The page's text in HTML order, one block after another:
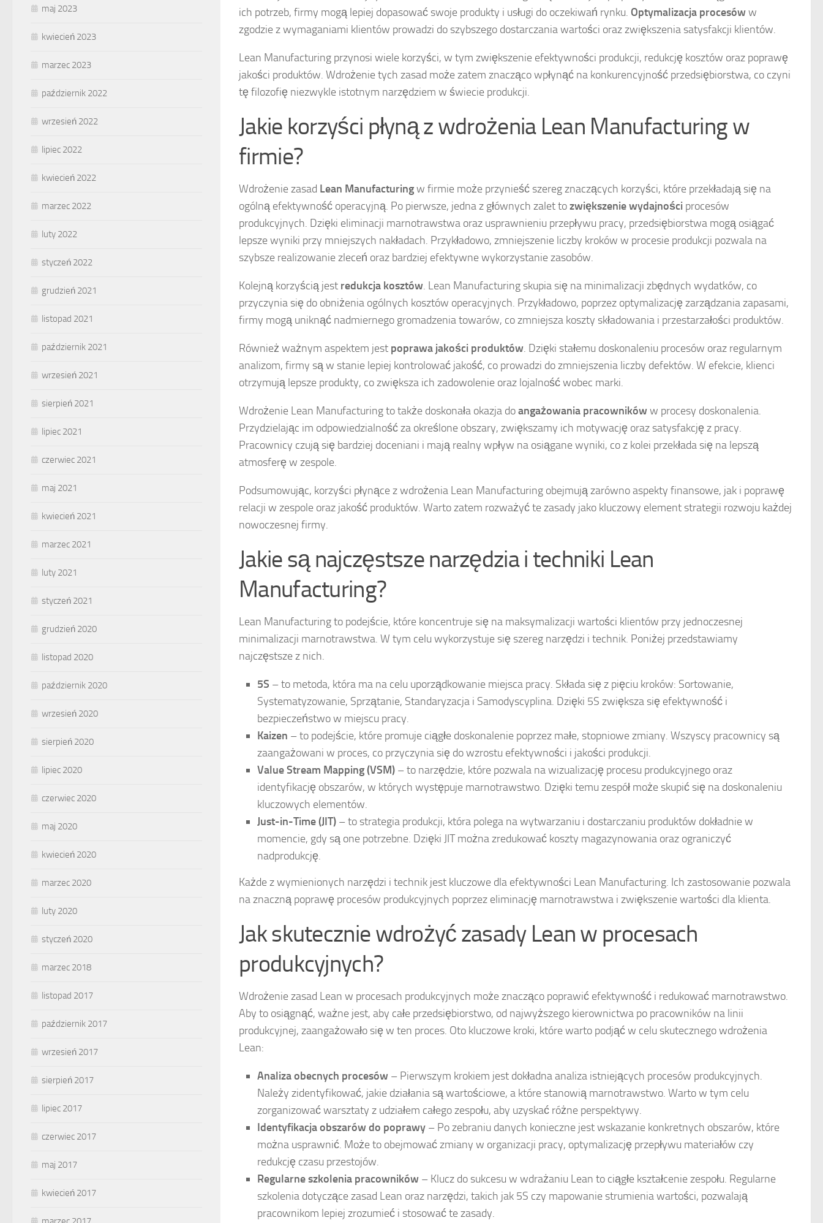
ich potrzeb, firmy mogą lepiej dopasować swoje produkty i usługi do oczekiwań rynku. Optymalizacja procesóww
zgodzie z wymaganiami klientów prowadzi do szybszego dostarczania wartości oraz zwiększenia satysfakcji klientów.
Lean Manufacturing przynosi wiele korzyści, w tym zwiększenie efektywności produkcji, redukcję kosztów oraz poprawę
jakości produktów. Wdrożenie tych zasad może zatem znacząco wpłynąć na konkurencyjność przedsiębiorstwa, co czyni
tę filozofię niezwykle istotnym narzędziem w świecie produkcji.
Jakie korzyści płyną z wdrożenia Lean Manufacturing w
firmie?
Wdrożenie zasad Lean Manufacturingw firmie może przynieść szereg znaczących korzyści, które przekładają się na
ogólną efektywność operacyjną. Po pierwsze, jedna z głównych zalet tozwiększenie wydajności procesów
produkcyjnych. Dzięki eliminacji marnotrawstwa oraz usprawnieniu przepływu pracy, przedsiębiorstwa mogą osiągać
lepsze wyniki przy mniejszych nakładach. Przykładowo, zmniejszenie liczby kroków w procesie produkcji pozwala na
szybsze realizowanie zleceń oraz bardziej efektywne wykorzystanie zasobów.
Kolejną korzyścią jest redukcja kosztów. Lean Manufacturing skupia się na minimalizacji zbędnych wydatków, co
przyczynia się do obniżenia ogólnych kosztów operacyjnych. Przykładowo, poprzez optymalizację zarządzania zapasami,
firmy mogą uniknąć nadmiernego gromadzenia towarów, co zmniejsza koszty składowania i przestarzałości produktów.
Również ważnym aspektem jest poprawa jakości produktów. Dzięki stałemu doskonaleniu procesów oraz regularnym
analizom, firmy są w stanie lepiej kontrolować jakość, co prowadzi do zmniejszenia liczby defektów. W efekcie, klienci
otrzymują lepsze produkty, co zwiększa ich zadowolenie oraz lojalność wobec marki.
Wdrożenie Lean Manufacturing to także doskonała okazja doangażowania pracownikóww procesy doskonalenia.
Przydzielając im odpowiedzialność za określone obszary, zwiększamy ich motywację oraz satysfakcję z pracy.
Pracownicy czują się bardziej doceniani i mają realny wpływ na osiągane wyniki, co z kolei przekłada się na lepszą
atmosferę w zespole.
Podsumowując, korzyści płynące z wdrożenia Lean Manufacturing obejmują zarówno aspekty finansowe, jak i poprawę
relacji w zespole oraz jakość produktów. Warto zatem rozważyć te zasady jako kluczowy element strategii rozwoju każdej
nowoczesnej firmy.
Jakie są najczęstsze narzędzia i techniki Lean
Manufacturing?
Lean Manufacturing to podejście, które koncentruje się na maksymalizacji wartości klientów przy jednoczesnej
minimalizacji marnotrawstwa. W tym celu wykorzystuje się szereg narzędzi i technik. Poniżej przedstawiamy
najczęstsze z nich.
5S – to metoda, która ma na celu uporządkowanie miejsca pracy. Składa się z pięciu kroków: Sortowanie,
Systematyzowanie, Sprzątanie, Standaryzacja i Samodyscyplina. Dzięki 5S zwiększa się efektywność i
bezpieczeństwo w miejscu pracy.
Kaizen – to podejście, które promuje ciągłe doskonalenie poprzez małe, stopniowe zmiany. Wszyscy pracownicy są
zaangażowani w proces, co przyczynia się do wzrostu efektywności i jakości produkcji.
Value Stream Mapping (VSM) – to narzędzie, które pozwala na wizualizację procesu produkcyjnego oraz
identyfikację obszarów, w których występuje marnotrawstwo. Dzięki temu zespół może skupić się na doskonaleniu
kluczowych elementów.
Just-in-Time (JIT) – to strategia produkcji, która polega na wytwarzaniu i dostarczaniu produktów dokładnie w
momencie, gdy są one potrzebne. Dzięki JIT można zredukować koszty magazynowania oraz ograniczyć
nadprodukcję.
Każde z wymienionych narzędzi i technik jest kluczowe dla efektywności Lean Manufacturing. Ich zastosowanie pozwala
na znaczną poprawę procesów produkcyjnych poprzez eliminację marnotrawstwa i zwiększenie wartości dla klienta.
Jak skutecznie wdrożyć zasady Lean w procesach
produkcyjnych?
Wdrożenie zasad Lean w procesach produkcyjnych może znacząco poprawić efektywność i redukować marnotrawstwo.
Aby to osiągnąć, ważne jest, aby całe przedsiębiorstwo, od najwyższego kierownictwa po pracowników na linii
produkcyjnej, zaangażowało się w ten proces. Oto kluczowe kroki, które warto podjąć w celu skutecznego wdrożenia
Lean:
Analiza obecnych procesów – Pierwszym krokiem jest dokładna analiza istniejących procesów produkcyjnych.
Należy zidentyfikować, jakie działania są wartościowe, a które stanowią marnotrawstwo. Warto w tym celu
zorganizować warsztaty z udziałem całego zespołu, aby uzyskać różne perspektywy.
Identyfikacja obszarów do poprawy – Po zebraniu danych konieczne jest wskazanie konkretnych obszarów, które
można usprawnić. Może to obejmować zmiany w organizacji pracy, optymalizację przepływu materiałów czy
redukcję czasu przestojów.
Regularne szkolenia pracowników – Klucz do sukcesu w wdrażaniu Lean to ciągłe kształcenie zespołu. Regularne
szkolenia dotyczące zasad Lean oraz narzędzi, takich jak 5S czy mapowanie strumienia wartości, pozwalają
pracownikom lepiej zrozumieć i stosować te zasady.
maj 2023
kwiecień 2023
marzec 2023
październik 2022
wrzesień 2022
lipiec 2022
kwiecień 2022
marzec 2022
luty 2022
styczeń 2022
grudzień 2021
listopad 2021
październik 2021
wrzesień 2021
sierpień 2021
lipiec 2021
czerwiec 2021
maj 2021
kwiecień 2021
marzec 2021
luty 2021
styczeń 2021
grudzień 2020
listopad 2020
październik 2020
wrzesień 2020
sierpień 2020
lipiec 2020
czerwiec 2020
maj 2020
kwiecień 2020
marzec 2020
luty 2020
styczeń 2020
marzec 2018
listopad 2017
październik 2017
wrzesień 2017
sierpień 2017
lipiec 2017
czerwiec 2017
maj 2017
kwiecień 2017